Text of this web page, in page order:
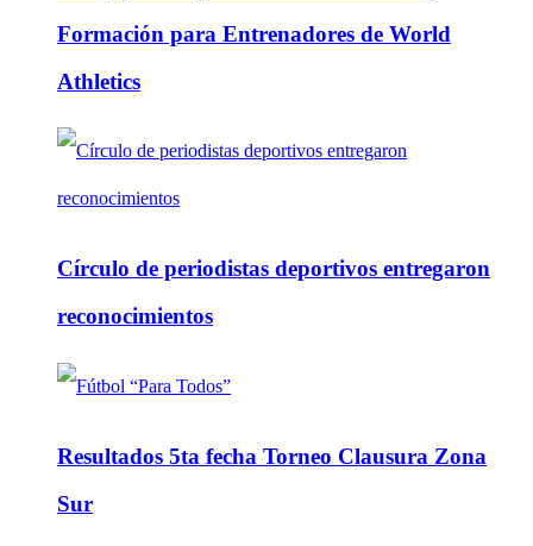
Formación para Entrenadores de World
Athletics
Círculo de periodistas deportivos entregaron
reconocimientos
Resultados 5ta fecha Torneo Clausura Zona
Sur